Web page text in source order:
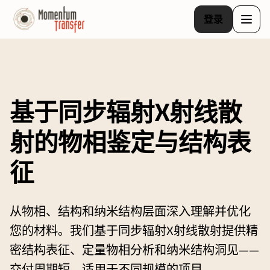
登录
基于同步辐射X射线散
射的物相鉴定与结构表
征
从物相、结构和纳米结构层面深入理解并优化
您的材料。我们基于同步辐射X射线散射提供精
密结构表征、定量物相分析和纳米结构洞见——